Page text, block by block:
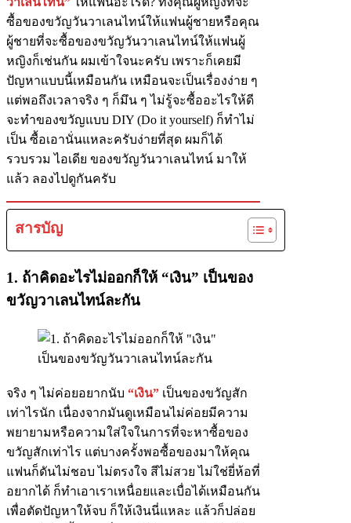
ซื้อของขวัญวันวาเลนไทน์ให้แฟนผู้ชายหรือคุณ
ผู้ชายที่จะซื้อของขวัญวันวาเลนไทน์ให้แฟนผู้
หญิงก็เช่นกัน ผมเข้าใจนะครับ เพราะก็เคยมี
ปัญหาแบบนี้เหมือนกัน เหมือนจะเป็นเรื่องง่าย ๆ
แต่พอถึงเวลาจริง ๆ ก็มึน ๆ ไม่รู้จะซื้ออะไรให้ดี
จะทำของขวัญแบบ DIY (Do it yourself) ก็ทำไม่
เป็น ซื้อเอานั่นแหละครับง่ายที่สุด ผมก็ได้
รวบรวม ไอเดีย ของขวัญวันวาเลนไทน์ มาให้
แล้ว ลองไปดูกันครับ
สารบัญ
1. ถ้าคิดอะไรไม่ออกก็ให้ “เงิน” เป็นของ
ขวัญวาเลนไทน์ละกัน
จริง ๆ ไม่ค่อยอยากนับ “เงิน” เป็นของขวัญสัก
เท่าไรนัก เนื่องจากมันดูเหมือนไม่ค่อยมีความ
พยายามหรือความใส่ใจในการที่จะหาซื้อของ
ขวัญสักเท่าไร แต่บางครั้งพอซื้อของมาให้คุณ
แฟนก็ดันไม่ชอบ ไม่ตรงใจ สีไม่สวย ไม่ใช่ยี่ห้อที่
อยากได้ ก็ทำเอาเราเหนื่อยและเบื่อได้เหมือนกัน
เพื่อตัดปัญหาให้จบ ก็ให้เงินนี่แหละ แล้วก็ปล่อย